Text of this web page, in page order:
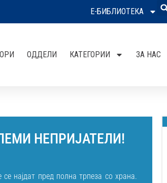
Е-БИБЛИОТЕКА
ОДДЕЛИ КАТЕГОРИИ ЗА НАС
НЕПРИЈАТЕЛИ!
најдат пред полна трпеза со храна.